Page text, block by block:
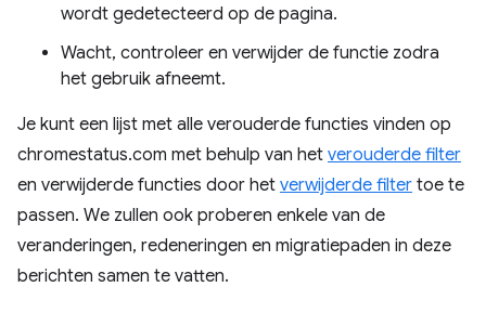
wordt gedetecteerd op de pagina.
Wacht, controleer en verwijder de functie zodra
het gebruik afneemt.
Je kunt een lijst met alle verouderde functies vinden op
chromestatus.com met behulp van het verouderde filter
en verwijderde functies door het verwijderde filter toe te
passen. We zullen ook proberen enkele van de
veranderingen, redeneringen en migratiepaden in deze
berichten samen te vatten.